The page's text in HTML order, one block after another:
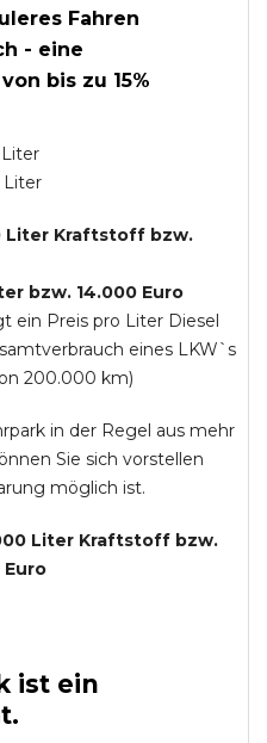
Fahren
- eine
bis zu 15%
Liter
Liter Kraftstoff bzw.
bzw. 14.000 Euro
ein Preis pro Liter Diesel
eines LKW`s
200.000 km)
in der Regel aus mehr
Sie sich vorstellen
möglich ist.
Liter Kraftstoff bzw.
Euro
ist ein